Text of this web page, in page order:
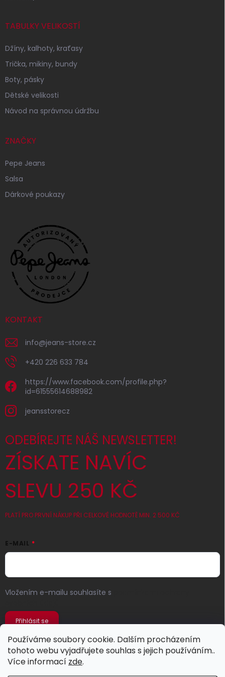
Používáme soubory cookie. Dalším procházením
tohoto webu vyjadřujete souhlas s jejich používáním..
Více informací zde.
TABULKY VELIKOSTÍ
Džíny, kalhoty, kraťasy
Trička, mikiny, bundy
Boty, pásky
Dětské velikosti
Návod na správnou údržbu
ZNAČKY
Pepe Jeans
Salsa
Dárkové poukazy
KONTAKT
info@jeans-store.cz
+420 226 633 784
https://www.facebook.com/profile.php?
id=61555614688982
jeansstorecz
ODEBÍREJTE NÁŠ NEWSLETTER!
ZÍSKATE NAVÍC
SLEVU 250 KČ
PLATÍ PRO PRVNÍ NÁKUP PŘI CELKOVÉ HODNOTĚ MIN. 2 500 KČ
E-MAIL
Vložením e-mailu souhlasíte s
Přihlásit se